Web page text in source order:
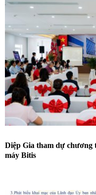
viên, doanh nghiệp và khách mời.
Diệp Gia tham dự
máy Bitis